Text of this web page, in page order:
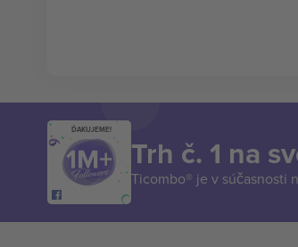
ĎAKUJEME!
Trh č. 1 na
Ticombo® je v súčasnosti